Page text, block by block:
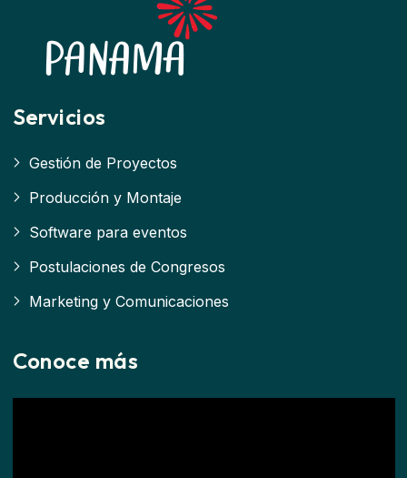
Servicios
Gestión de Proyectos
Producción y Montaje
Software para eventos
Postulaciones de Congresos
Marketing y Comunicaciones
Conoce más